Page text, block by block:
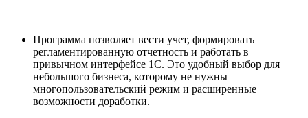
Программа позволяет вести учет, формировать
регламентированную отчетность и работать в
привычном интерфейсе 1С. Это удобный выбор для
небольшого бизнеса, которому не нужны
многопользовательский режим и расширенные
возможности доработки.